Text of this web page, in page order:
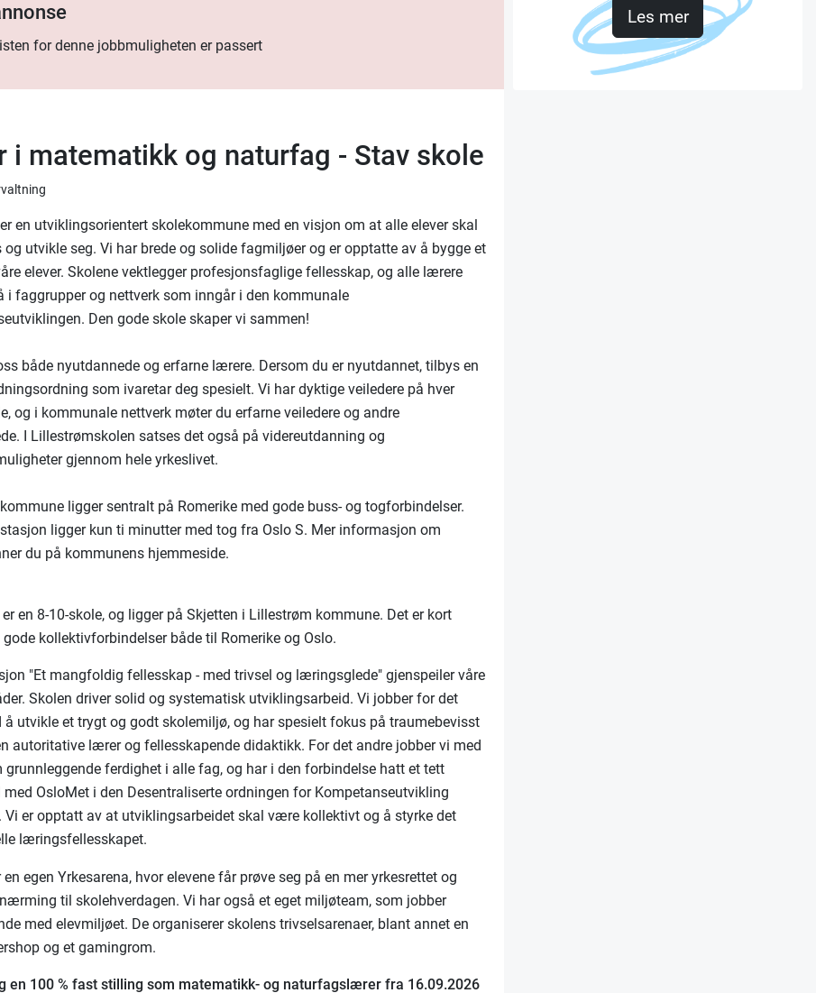
for denne jobbmuligheten er passert
i matematikk og naturfag - Stav skole
en utviklingsorientert skolekommune med en visjon om at alle elever skal
utvikle seg. Vi har brede og solide fagmiljøer og er opptatte av å bygge et
elever. Skolene vektlegger profesjonsfaglige fellesskap, og alle lærere
i faggrupper og nettverk som inngår i den kommunale
Den gode skole skaper vi sammen!
både nyutdannede og erfarne lærere. Dersom du er nyutdannet, tilbys en
som ivaretar deg spesielt. Vi har dyktige veiledere på hver
og i kommunale nettverk møter du erfarne veiledere og andre
I Lillestrømskolen satses det også på videreutdanning og
gjennom hele yrkeslivet.
ligger sentralt på Romerike med gode buss- og togforbindelser.
ligger kun ti minutter med tog fra Oslo S. Mer informasjon om
du på kommunens hjemmeside.
en 8-10-skole, og ligger på Skjetten i Lillestrøm kommune. Det er kort
kollektivforbindelser både til Romerike og Oslo.
"Et mangfoldig fellesskap - med trivsel og læringsglede" gjenspeiler våre
Skolen driver solid og systematisk utviklingsarbeid. Vi jobber for det
å utvikle et trygt og godt skolemiljø, og har spesielt fokus på traumebevisst
autoritative lærer og fellesskapende didaktikk. For det andre jobber vi med
grunnleggende ferdighet i alle fag, og har i den forbindelse hatt et tett
OsloMet i den Desentraliserte ordningen for Kompetanseutvikling
Vi er opptatt av at utviklingsarbeidet skal være kollektivt og å styrke det
læringsfellesskapet.
egen Yrkesarena, hvor elevene får prøve seg på en mer yrkesrettet og
til skolehverdagen. Vi har også et eget miljøteam, som jobber
med elevmiljøet. De organiserer skolens trivselsarenaer, blant annet en
og et gamingrom.
en 100 % fast stilling som matematikk- og naturfagslærer fra 16.09.2026
Les mer